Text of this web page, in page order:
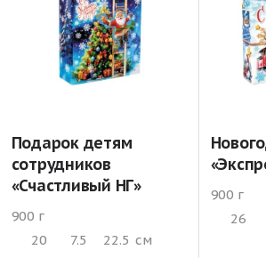
Подарок детям
сотрудников
«Счастливый НГ»
900 г
20
7.5 22.5 см
900 г
26